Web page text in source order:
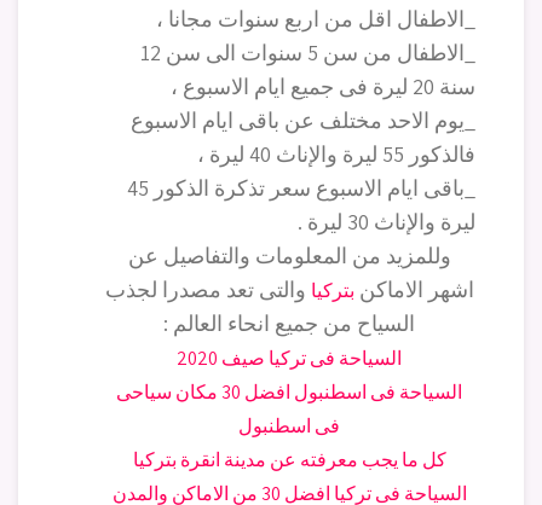
_الاطفال اقل من اربع سنوات مجانا ،
_الاطفال من سن 5 سنوات الى سن 12
سنة 20 ليرة فى جميع ايام الاسبوع ،
_يوم الاحد مختلف عن باقى ايام الاسبوع
فالذكور 55 ليرة والإناث 40 ليرة ،
_باقى ايام الاسبوع سعر تذكرة الذكور 45
ليرة والإناث 30 ليرة .
وللمزيد من المعلومات والتفاصيل عن
اشهر الاماكن بتركيا والتى تعد مصدرا لجذب
السياح من جميع انحاء العالم :
السياحة فى تركيا صيف 2020
السياحة فى اسطنبول افضل 30 مكان سياحى
فى اسطنبول
كل ما يجب معرفته عن مدينة انقرة بتركيا
السياحة فى تركيا افضل 30 من الاماكن والمدن